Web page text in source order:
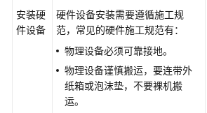
路
数
据
规
划
安装硬
件设备
硬件设备安装需要遵循施工规
范，常见的硬件施工规范有：
物理设备必须可靠接地。
物理设备谨慎搬运，要连带外
纸箱或泡沫垫，不要裸机搬
运。